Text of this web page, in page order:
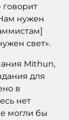
нужен
свет».
Mithun,
для
в
нет
могли бы